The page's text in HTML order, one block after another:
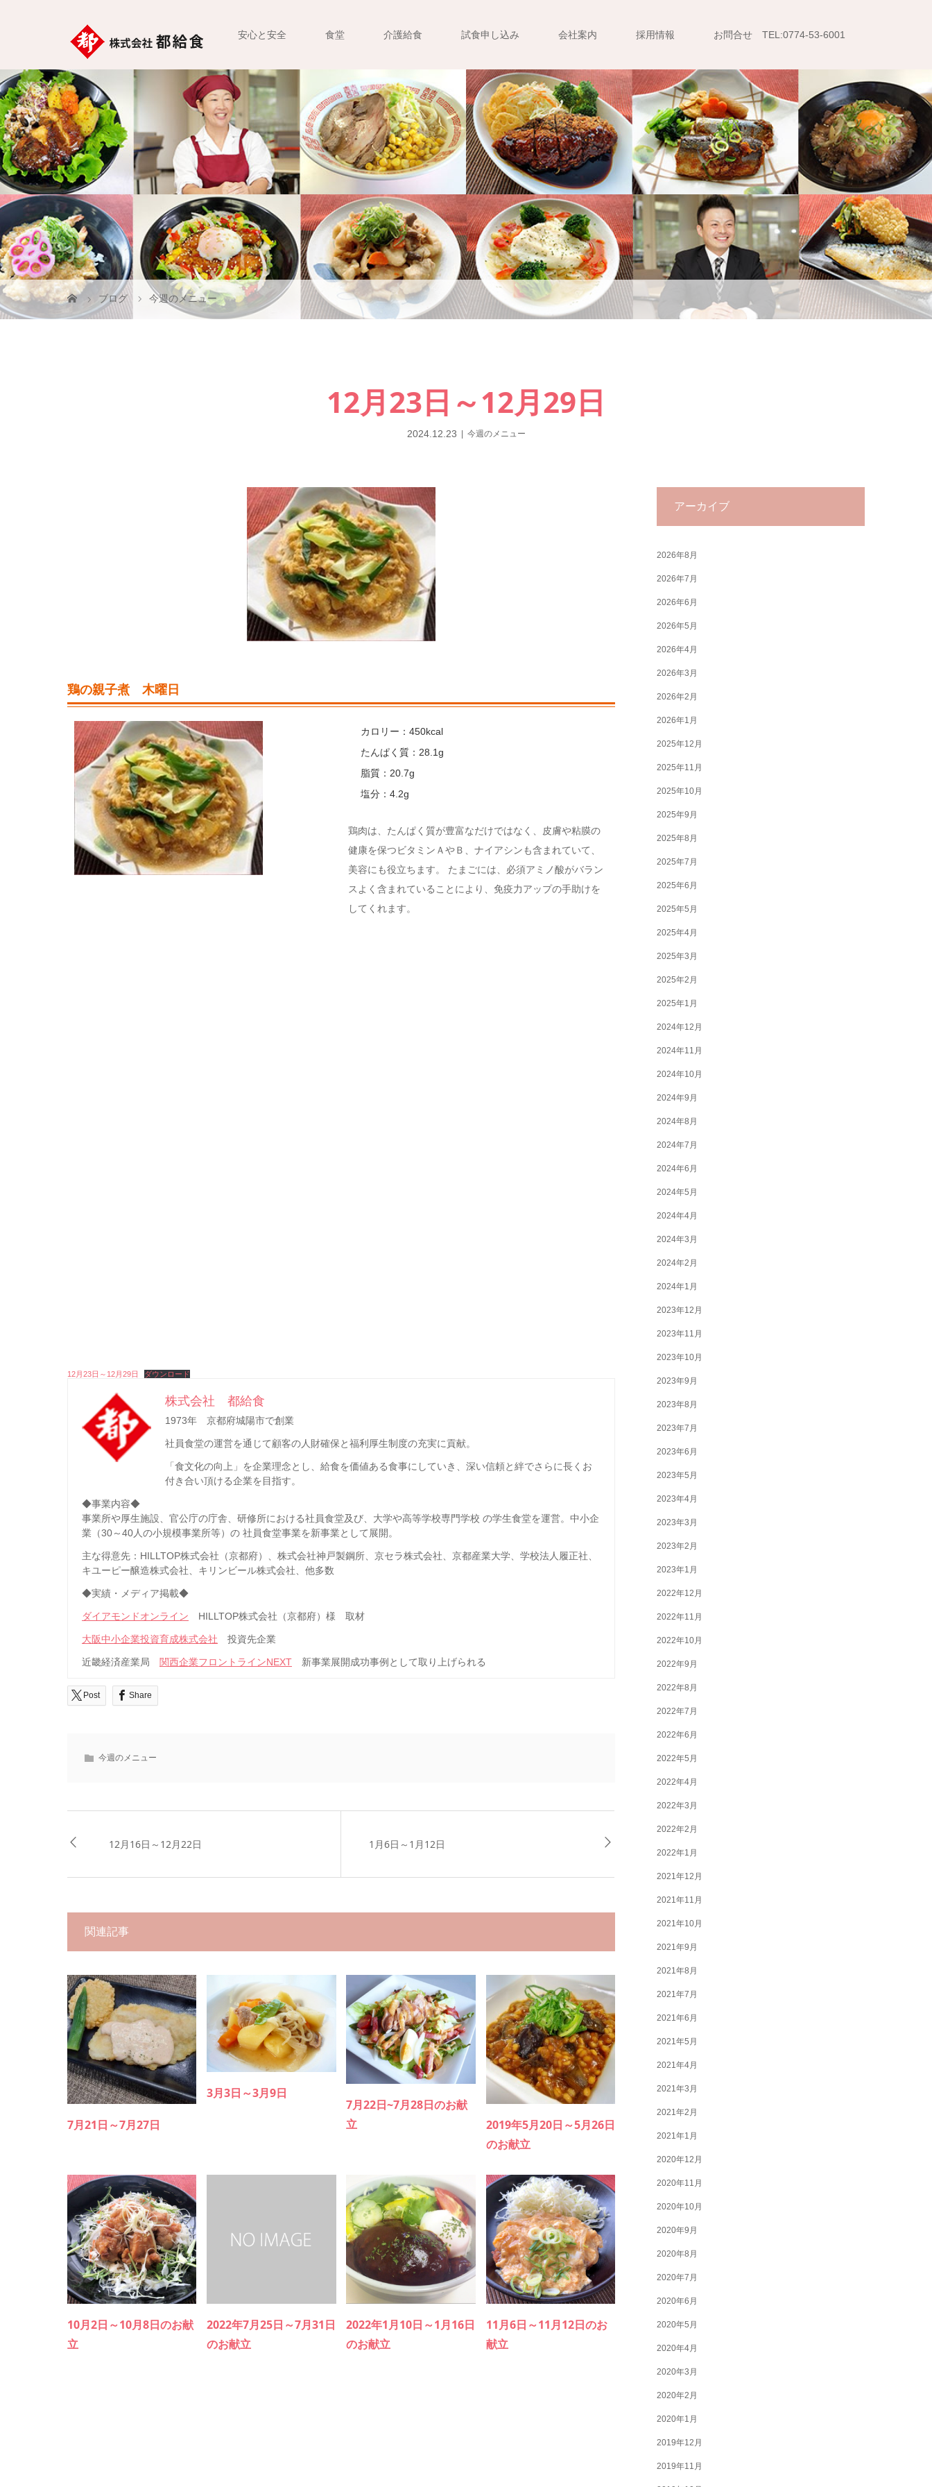
安心と安全 食堂 介護給食 試食申し込み 会社案内 採用情報 お問合せ TEL:0774-53-6001
ブログ 今週のメニュー
12月23日～12月29日
2024.12.23 今週のメニュー
鶏の親子煮 木曜日
カロリー：450kcal
たんぱく質：28.1g
脂質：20.7g
塩分：4.2g
鶏肉は、たんぱく質が豊富なだけではなく、皮膚や粘膜の
健康を保つビタミンＡやＢ、ナイアシンも含まれていて、
美容にも役立ちます。 たまごには、必須アミノ酸がバラン
スよく含まれていることにより、免疫力アップの手助けを
してくれます。
12月23日～12月29日 ダウンロード
株式会社 都給食
1973年 京都府城陽市で創業
社員食堂の運営を通じて顧客の人財確保と福利厚生制度の充実に貢献。
「食文化の向上」を企業理念とし、給食を価値ある食事にしていき、深い信頼と絆でさらに長くお
付き合い頂ける企業を目指す。
◆事業内容◆
事業所や厚生施設、官公庁の庁舎、研修所における社員食堂及び、大学や高等学校専門学校 の学生食堂を運営。中小企
業（30～40人の小規模事業所等）の 社員食堂事業を新事業として展開。
主な得意先：HILLTOP株式会社（京都府）、株式会社神戸製鋼所、京セラ株式会社、京都産業大学、学校法人履正社、
キユーピー醸造株式会社、キリンビール株式会社、他多数
◆実績・メディア掲載◆
ダイアモンドオンライン HILLTOP株式会社（京都府）様 取材
大阪中小企業投資育成株式会社 投資先企業
近畿経済産業局 関西企業フロントラインNEXT 新事業展開成功事例として取り上げられる
Post Share
今週のメニュー
12月16日～12月22日 1月6日～1月12日
関連記事
7月21日～7月27日
3月3日～3月9日
7月22日~7月28日のお献
立
2019年5月20日～5月26日
のお献立
10月2日～10月8日のお献
立
2022年7月25日～7月31日
のお献立
2022年1月10日～1月16日
のお献立
11月6日～11月12日のお
献立
アーカイブ
2026年8月
2026年7月
2026年6月
2026年5月
2026年4月
2026年3月
2026年2月
2026年1月
2025年12月
2025年11月
2025年10月
2025年9月
2025年8月
2025年7月
2025年6月
2025年5月
2025年4月
2025年3月
2025年2月
2025年1月
2024年12月
2024年11月
2024年10月
2024年9月
2024年8月
2024年7月
2024年6月
2024年5月
2024年4月
2024年3月
2024年2月
2024年1月
2023年12月
2023年11月
2023年10月
2023年9月
2023年8月
2023年7月
2023年6月
2023年5月
2023年4月
2023年3月
2023年2月
2023年1月
2022年12月
2022年11月
2022年10月
2022年9月
2022年8月
2022年7月
2022年6月
2022年5月
2022年4月
2022年3月
2022年2月
2022年1月
2021年12月
2021年11月
2021年10月
2021年9月
2021年8月
2021年7月
2021年6月
2021年5月
2021年4月
2021年3月
2021年2月
2021年1月
2020年12月
2020年11月
2020年10月
2020年9月
2020年8月
2020年7月
2020年6月
2020年5月
2020年4月
2020年3月
2020年2月
2020年1月
2019年12月
2019年11月